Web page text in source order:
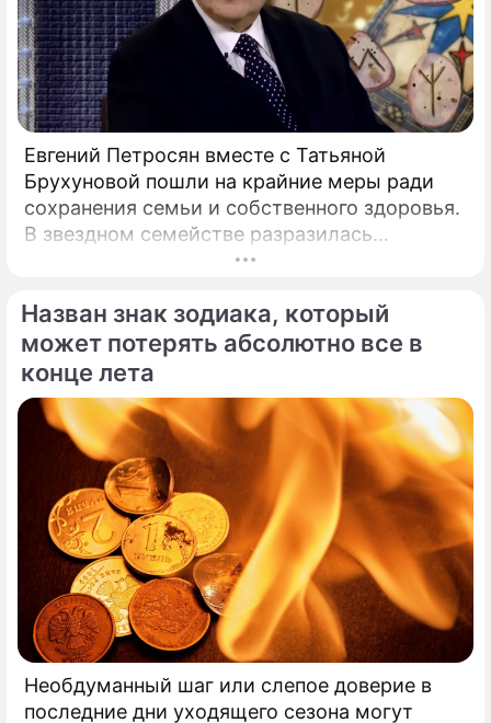
Евгений Петросян вместе с Татьяной
Брухуновой пошли на крайние меры ради
сохранения семьи и собственного здоровья.
В звездном семействе разразилась
настоящая тихая драма, которая вынудила
Назван знак зодиака, который
может потерять абсолютно все в
конце лета
Необдуманный шаг или слепое доверие в
последние дни уходящего сезона могут